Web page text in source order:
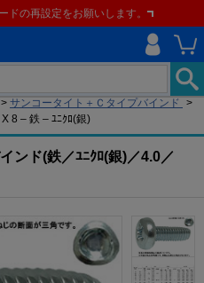
ドの再設定をお願いします。
> サンコータイト＋Ｃタイプバインド
>
8 – 鉄 – ﾕﾆｸﾛ(銀)
ンド(鉄／ﾕﾆｸﾛ(銀)／4.0／